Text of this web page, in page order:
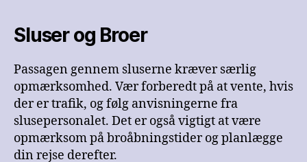
Sluser og Broer
Passagen gennem sluserne kræver særlig
opmærksomhed. Vær forberedt på at vente, hvis
der er trafik, og følg anvisningerne fra
slusepersonalet. Det er også vigtigt at være
opmærksom på broåbningstider og planlægge
din rejse derefter.